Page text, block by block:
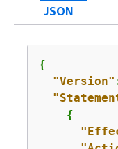
JSON
{
"Version"
{